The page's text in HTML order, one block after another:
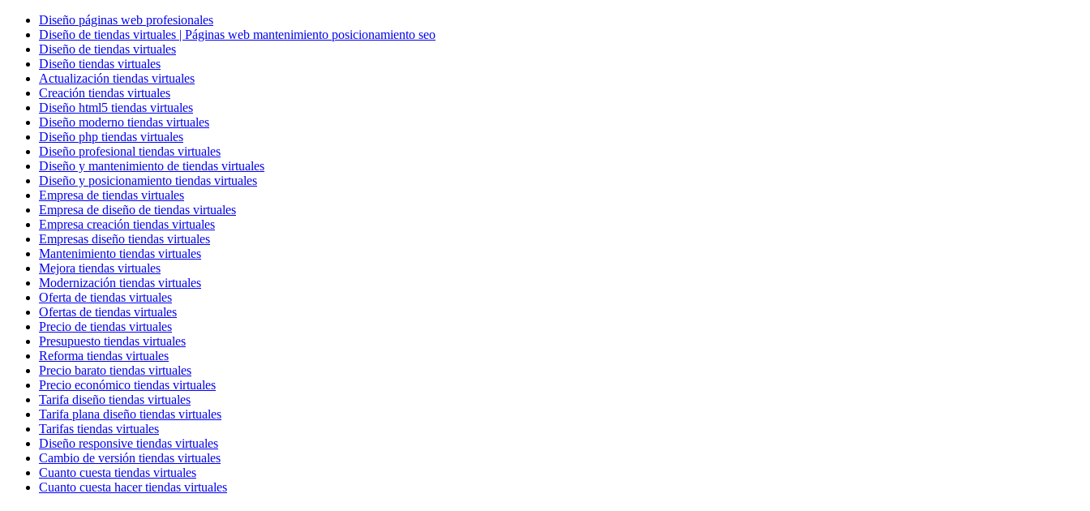
Diseño páginas web profesionales
Diseño de tiendas virtuales | Páginas web mantenimiento posicionamiento seo
Diseño de tiendas virtuales
Diseño tiendas virtuales
Actualización tiendas virtuales
Creación tiendas virtuales
Diseño html5 tiendas virtuales
Diseño moderno tiendas virtuales
Diseño php tiendas virtuales
Diseño profesional tiendas virtuales
Diseño y mantenimiento de tiendas virtuales
Diseño y posicionamiento tiendas virtuales
Empresa de tiendas virtuales
Empresa de diseño de tiendas virtuales
Empresa creación tiendas virtuales
Empresas diseño tiendas virtuales
Mantenimiento tiendas virtuales
Mejora tiendas virtuales
Modernización tiendas virtuales
Oferta de tiendas virtuales
Ofertas de tiendas virtuales
Precio de tiendas virtuales
Presupuesto tiendas virtuales
Reforma tiendas virtuales
Precio barato tiendas virtuales
Precio económico tiendas virtuales
Tarifa diseño tiendas virtuales
Tarifa plana diseño tiendas virtuales
Tarifas tiendas virtuales
Diseño responsive tiendas virtuales
Cambio de versión tiendas virtuales
Cuanto cuesta tiendas virtuales
Cuanto cuesta hacer tiendas virtuales